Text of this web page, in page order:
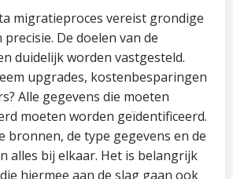
migratieproces vereist grondige
De doelen van de
duidelijk worden vastgesteld.
upgrades, kostenbesparingen
Alle gegevens die moeten
moeten worden geïdentificeerd.
bronnen, de type gegevens en de
alles bij elkaar. Het is belangrijk
hiermee aan de slag gaan ook